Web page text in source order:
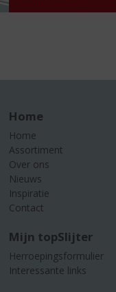
Home
Home
Assortiment
Over ons
Nieuws
Inspiratie
Contact
Mijn topSlijter
Herroepingsformulier
Interessante links